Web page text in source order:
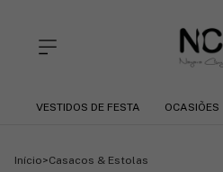
VESTIDOS DE FESTA OCASIÕES
Início>Casacos & Estolas